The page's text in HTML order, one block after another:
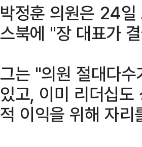
박정훈 의원은 24일
스북에 "장 대표가
그는 "의원 절대다
있고, 이미 리더십
적 이익을 위해 자